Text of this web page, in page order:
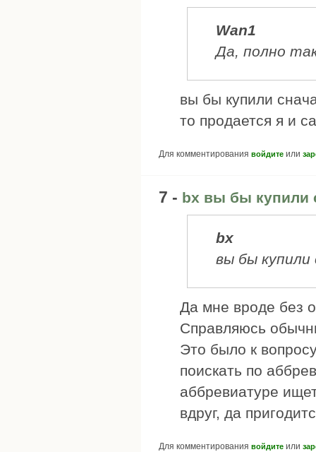
Wan1
Да, полно
вы бы купили
то продается я и
Для комментирования войдите или
7 - bx вы бы купили
bx
вы бы купили
Да мне вроде без
Справляюсь
Это было к
поискать по
аббревиатуре
вдруг, да
Для комментирования войдите или